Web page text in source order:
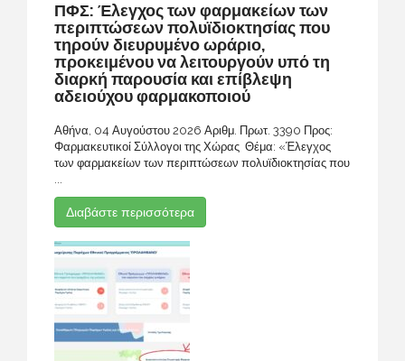
ΠΦΣ: Έλεγχος των φαρμακείων των
περιπτώσεων πολυϊδιοκτησίας που
τηρούν διευρυμένο ωράριο,
προκειμένου να λειτουργούν υπό τη
διαρκή παρουσία και επίβλεψη
αδειούχου φαρμακοποιού
Αθήνα, 04 Αυγούστου 2026 Αριθμ. Πρωτ. 3390 Προς:
Φαρμακευτικοί Σύλλογοι της Χώρας Θέμα: «Έλεγχος
των φαρμακείων των περιπτώσεων πολυϊδιοκτησίας που
...
Διαβάστε περισσότερα